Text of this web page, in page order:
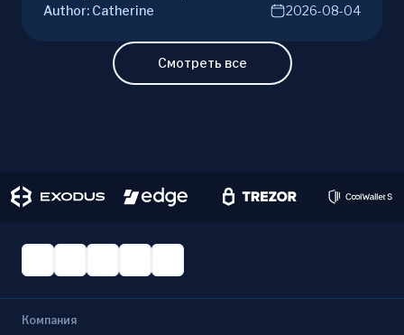
hardware, software, and techniques for
Author: Catherine 2026-08-04
Смотреть все
Компания